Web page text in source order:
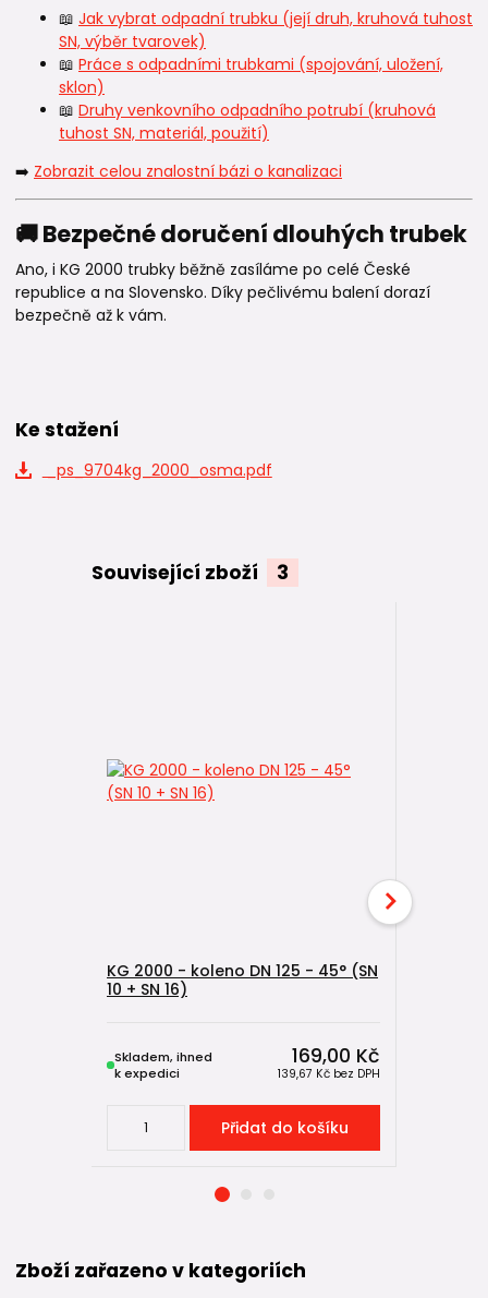
📖 Jak vybrat odpadní trubku (její druh, kruhová tuhost
SN, výběr tvarovek)
📖 Práce s odpadními trubkami (spojování, uložení,
sklon)
📖 Druhy venkovního odpadního potrubí (kruhová
tuhost SN, materiál, použití)
➡️ Zobrazit celou znalostní bázi o kanalizaci
🚚 Bezpečné doručení dlouhých trubek
Ano, i KG 2000 trubky běžně zasíláme po celé České
republice a na Slovensko. Díky pečlivému balení dorazí
bezpečně až k vám.
Ke stažení
_ps_9704kg_2000_osma.pdf
Související zboží 3
KG 2000 - koleno DN 125 - 45° (SN
10 + SN 16)
169,00 Kč
139,67 Kč bez DPH
Skladem, ihned
k expedici
Přidat do košíku
Zboží zařazeno v kategoriích